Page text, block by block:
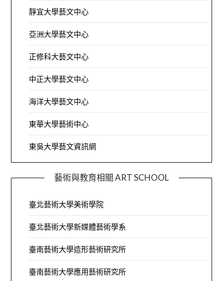
靜宜大學藝文中心
亞洲大學藝文中心
正修科大藝文中心
中正大學藝文中心
海洋大學藝文中心
東華大學藝術中心
東吳大學藝文資訊網
藝術與教育相關 ART SCHOOL
臺北藝術大學美術學院
臺北藝術大學新媒體藝術學系
臺南藝術大學造形藝術研究所
臺南藝術大學應用藝術研究所